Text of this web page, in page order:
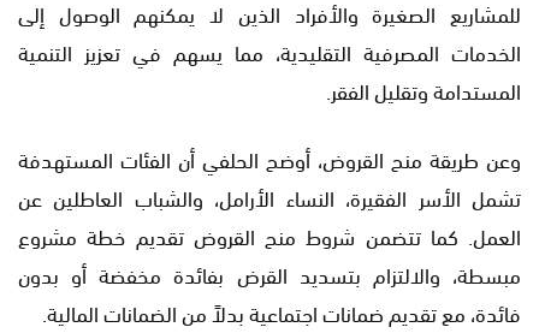
للمشاريع الصغيرة والأفراد الذين لا يمكنهم الوصول إلى
الخدمات المصرفية التقليدية، مما يسهم في تعزيز التنمية
المستدامة وتقليل الفقر.
وعن طريقة منح القروض، أوضح الحلفي أن الفئات المستهدفة
تشمل الأسر الفقيرة، النساء الأرامل، والشباب العاطلين عن
العمل. كما تتضمن شروط منح القروض تقديم خطة مشروع
مبسطة، والالتزام بتسديد القرض بفائدة مخفضة أو بدون
فائدة، مع تقديم ضمانات اجتماعية بدلاً من الضمانات المالية.